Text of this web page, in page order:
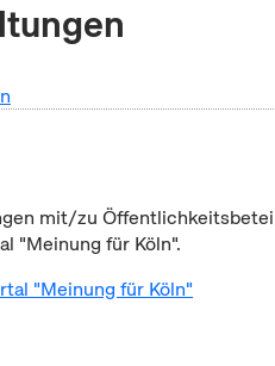
mit/zu
"Meinung für Köln".
"Meinung für Köln"